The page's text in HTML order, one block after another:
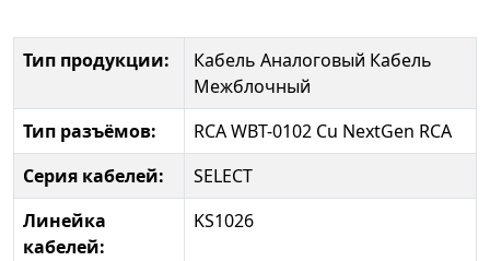
Тип продукции: Кабель Аналоговый Кабель
Межблочный
Тип разъёмов:
RCA WBT-0102 Cu NextGen RCA
Серия кабелей:
SELECT
Линейка
кабелей:
KS1026